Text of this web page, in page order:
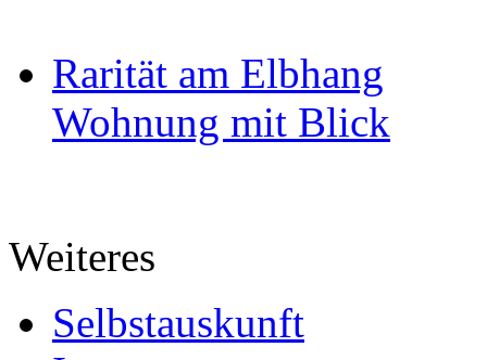
Rarität am Elbhang
Wohnung mit Blick
Weiteres
Selbstauskunft